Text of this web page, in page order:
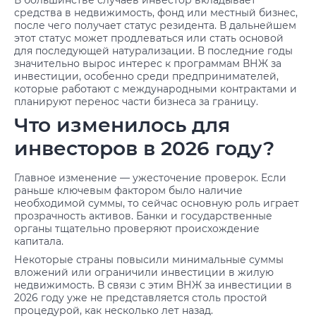
средства в недвижимость, фонд или местный бизнес,
после чего получает статус резидента. В дальнейшем
этот статус может продлеваться или стать основой
для последующей натурализации. В последние годы
значительно вырос интерес к программам ВНЖ за
инвестиции, особенно среди предпринимателей,
которые работают с международными контрактами и
планируют перенос части бизнеса за границу.
Что изменилось для
инвесторов в 2026 году?
Главное изменение — ужесточение проверок. Если
раньше ключевым фактором было наличие
необходимой суммы, то сейчас основную роль играет
прозрачность активов. Банки и государственные
органы тщательно проверяют происхождение
капитала.
Некоторые страны повысили минимальные суммы
вложений или ограничили инвестиции в жилую
недвижимость. В связи с этим ВНЖ за инвестиции в
2026 году уже не представляется столь простой
процедурой, как несколько лет назад.